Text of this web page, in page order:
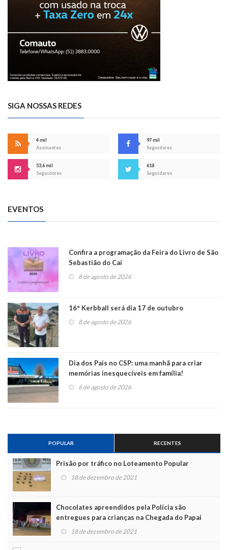
SIGA NOSSAS REDES
4 mil
Assinantes
97 mil
Seguidores
53,6 mil
Seguidores
618
Seguidores
EVENTOS
Confira a programação da Feira do Livro de São
Sebastião do Caí
8 de agosto de 2026
16° Kerbball será dia 17 de outubro
8 de agosto de 2026
Dia dos Pais no CSP: uma manhã para criar
memórias inesquecíveis em família!
6 de agosto de 2026
POPULAR RECENTES
Prisão por tráfico no Loteamento Popular
18 de dezembro de 2021
Chocolates apreendidos pela Polícia são
entregues para crianças na Chegada do Papai
Noel 18 de dezembro de 2021